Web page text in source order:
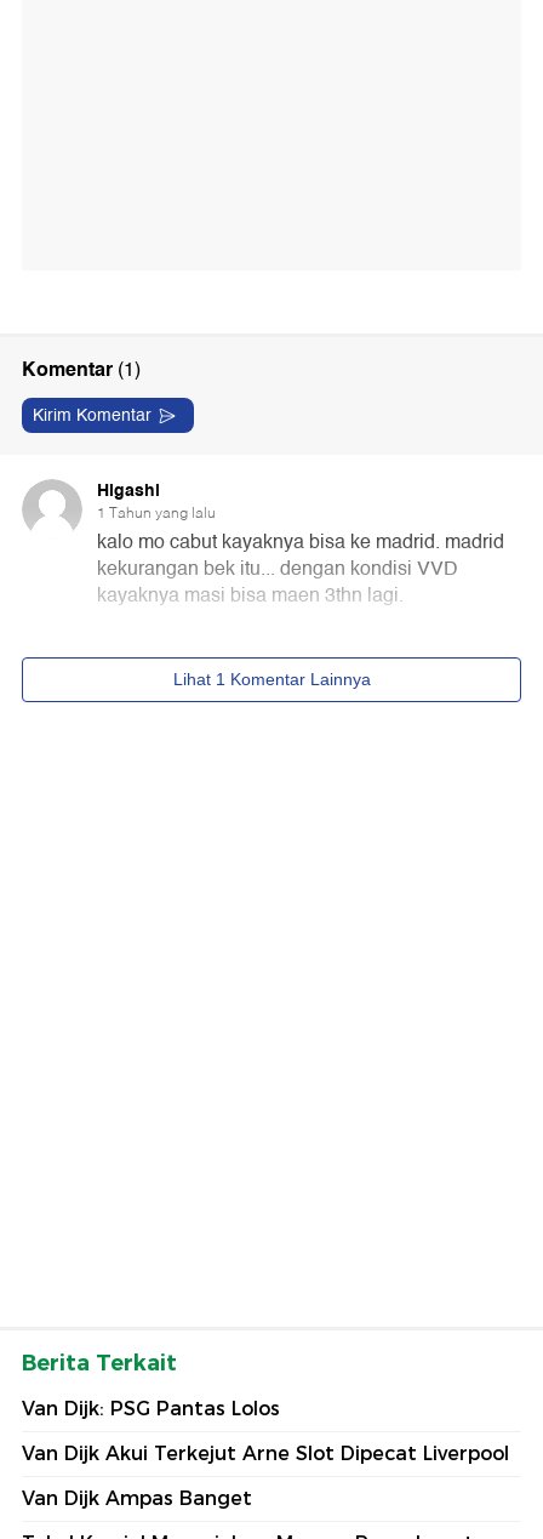
Berita Terkait
Van Dijk: PSG Pantas Lolos
Van Dijk Akui Terkejut Arne Slot Dipecat Liverpool
Van Dijk Ampas Banget